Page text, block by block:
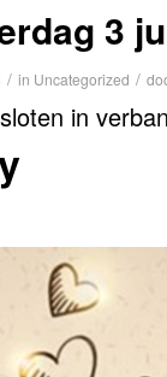
3
/ in Uncategorized /
in